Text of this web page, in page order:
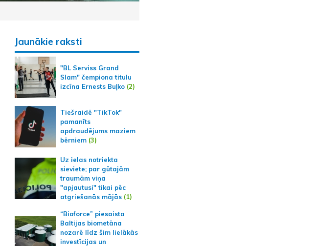
Jaunākie raksti
"BL Serviss Grand
Slam" čempiona titulu
izcīna Ernests Buļko(2)
Tiešraidē "TikTok"
pamanīts
apdraudējums maziem
bērniem(3)
Uz ielas notriekta
sieviete; par gūtajām
traumām viņa
"apjautusi" tikai pēc
atgriešanās mājās(1)
“Bioforce” piesaista
Baltijas biometāna
nozarē līdz šim lielākās
investīcijas un